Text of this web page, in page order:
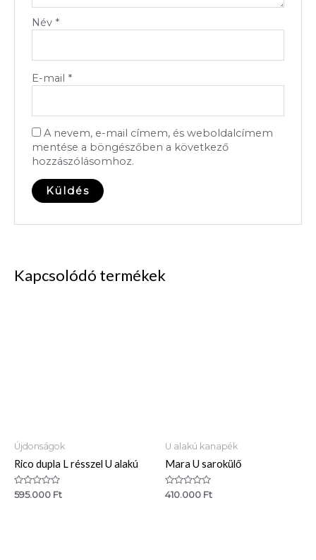
Név *
E-mail *
A nevem, e-mail címem, és weboldalcímem
mentése a böngészőben a következő
hozzászólásomhoz.
Kapcsolódó termékek
Újdonságok
Rico dupla L résszel U alakú
Értékelés:
0
595.000 Ft
U alakú kanapék
Mara U sarokülő
Értékelés:
0
410.000 Ft